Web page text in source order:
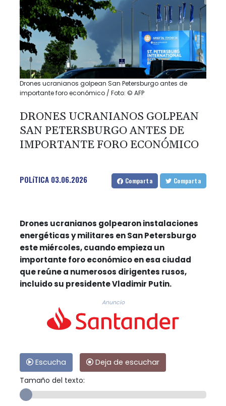
Drones ucranianos golpean San Petersburgo antes de
importante foro económico / Foto: © AFP
DRONES UCRANIANOS GOLPEAN
SAN PETERSBURGO ANTES DE
IMPORTANTE FORO ECONÓMICO
POLíTICA 03.06.2026 Comparta Comparta
Drones ucranianos golpearon instalaciones
energéticas y militares en San Petersburgo
este miércoles, cuando empieza un
importante foro económico en esa ciudad
que reúne a numerosos dirigentes rusos,
incluido su presidente Vladimir Putin.
Anuncio
Escucha
Deja de escuchar
Tamaño del texto: